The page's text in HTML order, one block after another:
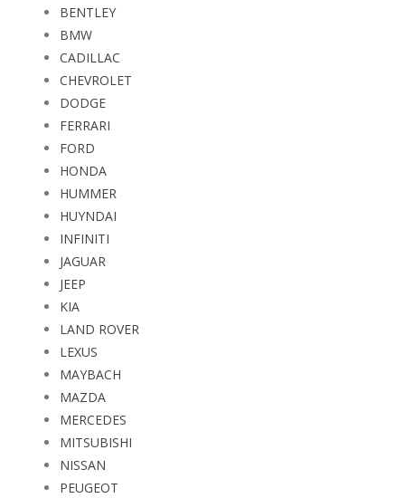
BENTLEY
BMW
CADILLAC
CHEVROLET
DODGE
FERRARI
FORD
HONDA
HUMMER
HUYNDAI
INFINITI
JAGUAR
JEEP
KIA
LAND ROVER
LEXUS
MAYBACH
MAZDA
MERCEDES
MITSUBISHI
NISSAN
PEUGEOT